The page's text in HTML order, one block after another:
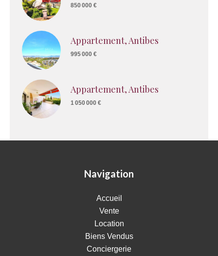
850 000 €
Appartement, Antibes
995 000 €
Appartement, Antibes
1 050 000 €
Navigation
Accueil
Vente
Location
Biens Vendus
Conciergerie